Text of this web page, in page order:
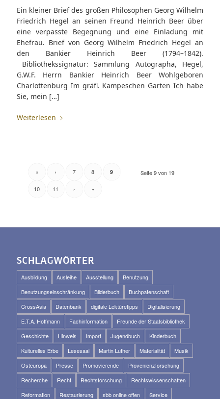
Ein kleiner Brief des großen Philosophen Georg Wilhelm
Friedrich Hegel an seinen Freund Heinrich Beer über
eine verpasste Begegnung und eine Einladung mit
Ehefrau. Brief von Georg Wilhelm Friedrich Hegel an
den Bankier Heinrich Beer (1794–1842).
Bibliothekssignatur: Sammlung Autographa, Hegel,
G.W.F. Herrn Bankier Heinrich Beer Wohlgeboren
Charlottenburg Im gräfl. Kampeschen Garten Ich habe
Sie, mein […]
Weiterlesen
Seite 9 von 19
« ‹ 7 8 9
10 11 › »
SCHLAGWÖRTER
Ausbildung Ausleihe Ausstellung
Benutzung
Benutzungseinschränkung
Bilderbuch
Buchpatenschaft
CrossAsia
Datenbank digitale Lektüretipps
Digitalisierung
E.T.A. Hoffmann
Fachinformation
Freunde der Staatsbibliothek
Geschichte
Hinweis Import Jugendbuch
Kinderbuch
Kulturelles Erbe
Lesesaal Martin Luther Materialität
Musik
Osteuropa
Presse Promovierende
Provenienzforschung
Recherche
Recht Rechtsforschung
Rechtswissenschaften
Reformation
Restaurierung sbb online offen
Service